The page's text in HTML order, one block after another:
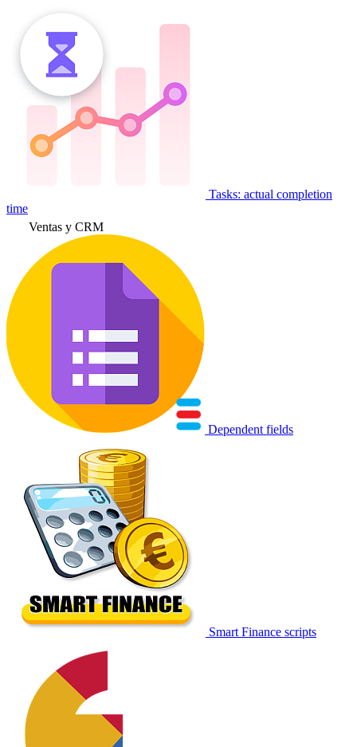
Tasks: actual completion
time
Ventas y CRM
Dependent fields
Smart Finance scripts